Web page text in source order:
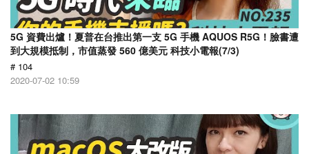
5G 資費出爐！夏普在台推出第一支 5G 手機 AQUOS R5G！臉書遭
到大規模抵制，市值蒸發 560 億美元 科技小電報(7/3)
# 104
2020-07-02 10:59